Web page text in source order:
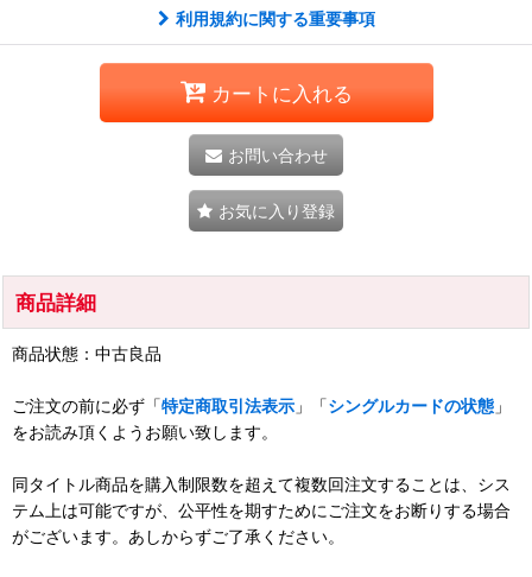
利用規約に関する重要事項
カートに入れる
お問い合わせ
お気に入り登録
商品詳細
商品状態：中古良品
ご注文の前に必ず「特定商取引法表示 」「シングルカードの状態 」
をお読み頂くようお願い致します。
同タイトル商品を購入制限数を超えて複数回注文することは、シス
テム上は可能ですが、公平性を期すためにご注文をお断りする場合
がございます。あしからずご了承ください。